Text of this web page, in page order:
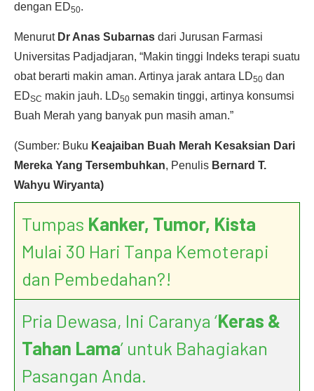
dengan ED50.
Menurut Dr Anas Subarnas dari Jurusan Farmasi
Universitas Padjadjaran, “Makin tinggi Indeks terapi suatu
obat berarti makin aman. Artinya jarak antara LD50 dan
EDSC makin jauh. LD50 semakin tinggi, artinya konsumsi
Buah Merah yang banyak pun masih aman.”
(Sumber: Buku Keajaiban Buah Merah Kesaksian Dari
Mereka Yang Tersembuhkan, Penulis Bernard T.
Wahyu Wiryanta)
Tumpas Kanker, Tumor, Kista
Mulai 30 Hari Tanpa Kemoterapi
dan Pembedahan?!
Pria Dewasa, Ini Caranya ‘Keras &
Tahan Lama’ untuk Bahagiakan
Pasangan Anda.